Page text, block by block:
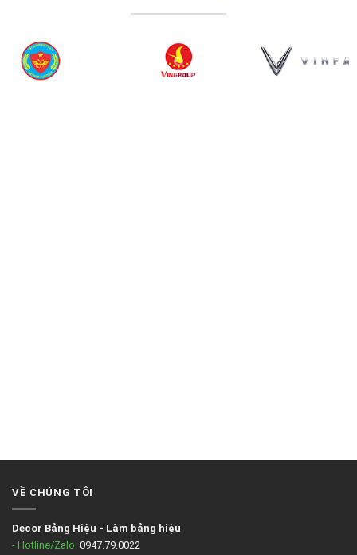
VỀ CHÚNG TÔI
Decor Bảng Hiệu - Làm bảng hiệu
- Hotline/Zalo: 0947.79.0022